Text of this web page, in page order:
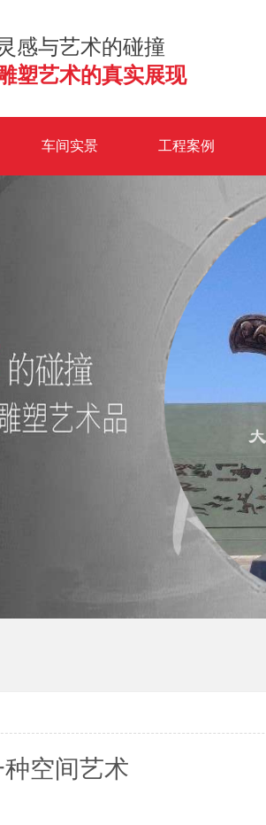
感与艺术的碰撞
塑艺术的真实展现
车间实景 工程案例
空间艺术